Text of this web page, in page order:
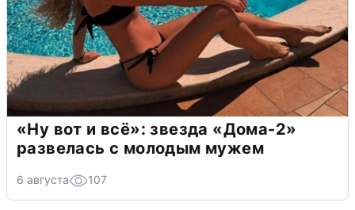
«Ну вот и всё»: звезда «Дома-2»
развелась с молодым мужем
6 августа 107